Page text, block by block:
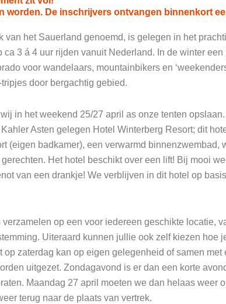
worden. De inschrijvers ontvangen binnenkort
van het Sauerland genoemd, is gelegen in het
ca 3 á 4 uur rijden vanuit Nederland. In de winter
voor wandelaars, mountainbikers en
door bergachtig gebied.
in het weekend 25/27 april as onze tenten
Asten gelegen Hotel Winterberg Resort; dit
(eigen badkamer), een verwarmd binnenzwembad,
Het hotel beschikt over een lift! Bij mooi
van een drankje! We verblijven in dit hotel op
op een voor iedereen geschikte locatie,
Uiteraard kunnen jullie ook zelf kiezen hoe
op zaterdag kan op eigen gelegenheid of samen met
uitgezet. Zondagavond is er dan een korte
Maandag 27 april moeten we dan helaas weer
terug naar de plaats van vertrek.